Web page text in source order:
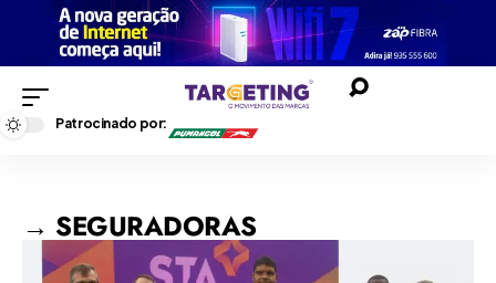
Patrocinado por:
→ SEGURADORAS